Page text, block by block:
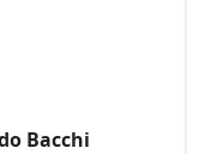
Bacchi